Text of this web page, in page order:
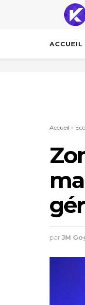
ACCUEIL
Accueil »
parJM